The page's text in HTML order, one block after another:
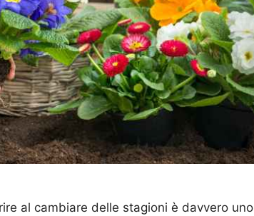
al cambiare delle stagioni è davvero uno